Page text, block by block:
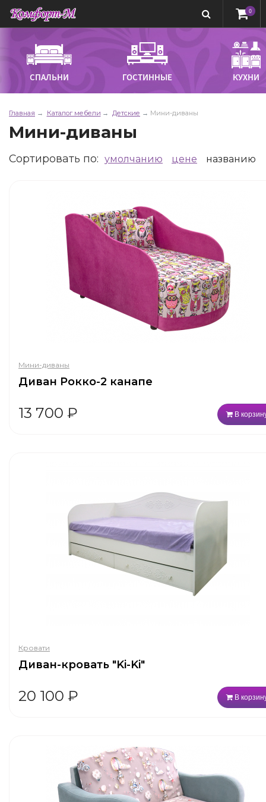
0
СПАЛЬНИ ГОСТИННЫЕ КУХНИ
Главная Каталог мебели Детские Мини-диваны
Мини-диваны
Сортировать по: умолчанию цене названию
Мини-диваны
Диван Рокко-2 канапе
13 700 ₽ В
Кровати
Диван-кровать "Ki-Ki"
20 100 ₽ В